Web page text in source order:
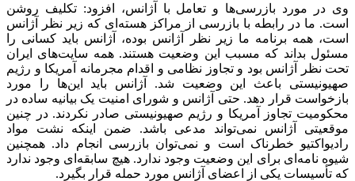
وی در مورد بازرسی‌ها و تعامل با آژانس، افزود: تکلیف روشن
است. ما در رابطه با بازرسی از مراکز هسته‌ای که زیر نظر آژانس
است، همه برنامه ما زیر نظر آژانس بوده، آژانس باید کسانی را
مسئول بداند که مسبب این وضعیت هستند. همه سایت‌های ایران
تحت نظر آژانس بود و تجاوز نظامی و اقدام مجرمانه آمریکا و رژیم
صهیونیستی باعث این وضعیت شد. آژانس باید این‌ها را مورد
بازخواست قرار دهد. حتی آژانس و شورای امنیت یک بیانیه ساده در
محکومیت تجاوز آمریکا و رژیم صهیونیستی صادر نکردند. در چنین
موقعیتی آژانس نمی‌تواند مدعی باشد. ضمن اینکه نشت مواد
رادیواکتیو خطرناک است و نمی‌توان بازرسی انجام داد. همچنین
شیوه نامه‌ای برای این وضعیت وجود ندارد. هیچ سابقه‌ای وجود ندارد
که تأسیسات یکی از اعضای آژانس مورد حمله قرار بگیرد.